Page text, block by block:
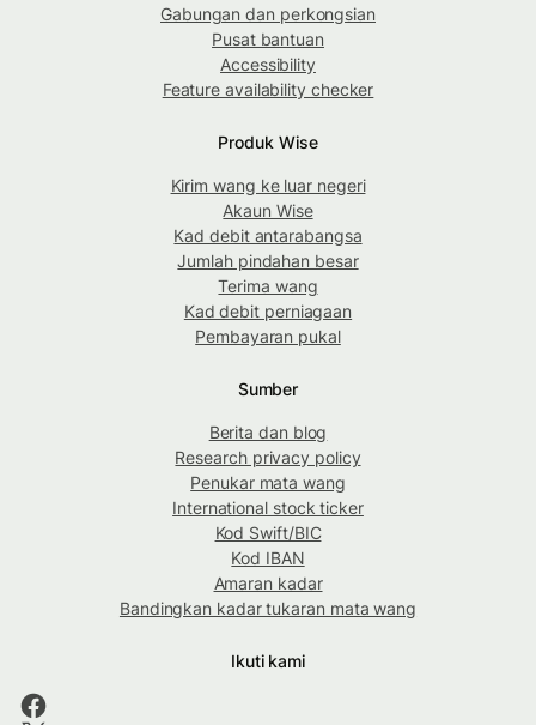
Gabungan dan perkongsian
Pusat bantuan
Accessibility
Feature availability checker
Produk Wise
Kirim wang ke luar negeri
Akaun Wise
Kad debit antarabangsa
Jumlah pindahan besar
Terima wang
Kad debit perniagaan
Pembayaran pukal
Sumber
Berita dan blog
Research privacy policy
Penukar mata wang
International stock ticker
Kod Swift/BIC
Kod IBAN
Amaran kadar
Bandingkan kadar tukaran mata wang
Ikuti kami